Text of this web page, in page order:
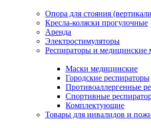
Опора для стояния
Кресла-коляски прогулочные
Аренда
Электростимуляторы
Респираторы и медицинские
Маски медицинские
Городские респираторы
Противоаллергенные
Спортивные
Комплектующие
Товары для инвалидов и